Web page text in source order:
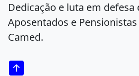
Dedicação e luta em
Aposentados e
Camed.